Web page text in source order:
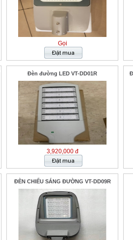
Gọi
Đèn đường LED VT-DD01R
3,920,000 đ
ĐÈN CHIẾU SÁNG ĐƯỜNG VT-DD09R